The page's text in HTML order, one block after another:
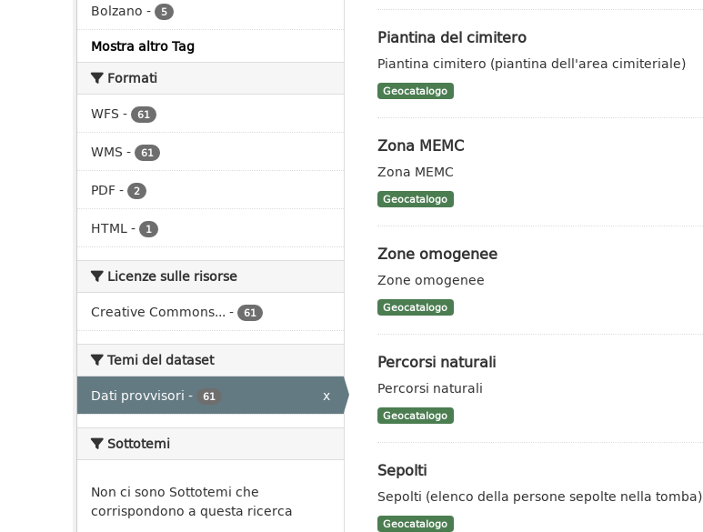
Bolzano - 5
Mostra altro Tag
Formati
WFS - 61
WMS - 61
PDF- 2
HTML- 1
Licenze sulle risorse
Creative Commons... - 61
Temi del dataset
Dati provvisori - 61 x
Sottotemi
Non ci sono Sottotemi che
corrispondono a questa ricerca
Piantina del cimitero
Piantina cimitero (piantina dell'area cimiteriale)
Geocatalogo
Zona MEMC
Zona MEMC
Geocatalogo
Zone omogenee
Zone omogenee
Geocatalogo
Percorsi naturali
Percorsi naturali
Geocatalogo
Sepolti
Sepolti (elenco della persone sepolte nella tomba)
Geocatalogo